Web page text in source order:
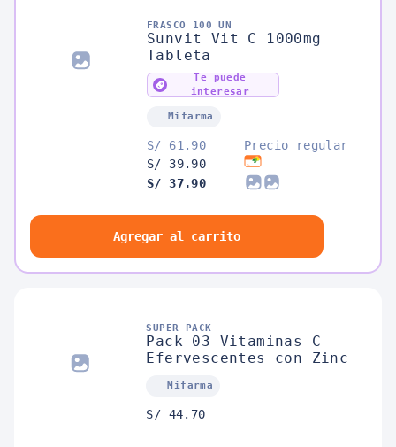
FRASCO 100 UN
Sunvit Vit C 1000mg
Tableta
Te puede
interesar
Mifarma
S/ 61.90
Precio regular
S/ 39.90
S/ 37.90
Agregar al carrito
SUPER PACK
Pack 03 Vitaminas C
Efervescentes con Zinc
Mifarma
S/ 44.70